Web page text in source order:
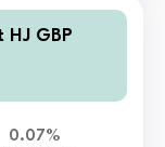
GBP
0.07%